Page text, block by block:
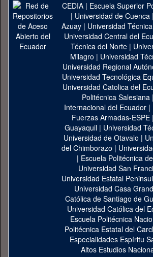
CEDIA| Escuela Superior
| Universidad de Cuenca|
Azuay| Universidad
Universidad Central del
Técnica del Norte |
Milagro | Universidad
Universidad Regional
Universidad Tecnológica
Universidad Catolica del
Politécnica Salesiana |
Internacional del Ecuador |
Fuerzas Armadas-ESPE |
Guayaquil| Universidad
Universidad de Otavalo |
del Chimborazo |
| Escuela Politécnica
Universidad San
Universidad Estatal
Universidad Casa
Católica de Santiago de
Universidad Católica del
Escuela Politécnica
Politécnica Estatal del
Especialidades Espíritu
Altos Estudios